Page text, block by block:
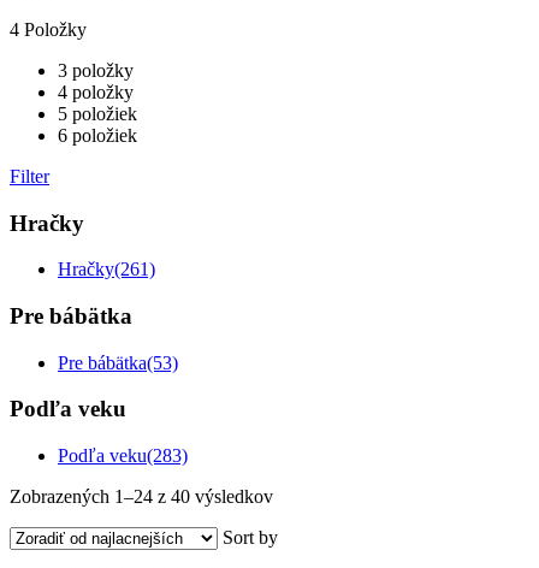
4 Položky
3 položky
4 položky
5 položiek
6 položiek
Filter
Hračky
Hračky(261)
Pre bábätka
Pre bábätka(53)
Podľa veku
Podľa veku(283)
Zobrazených 1–24 z 40 výsledkovZoradené
ceny:
Sort by